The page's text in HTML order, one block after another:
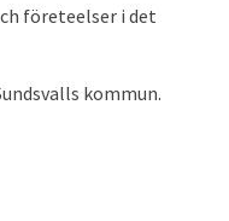
företeelser i det
kommun.